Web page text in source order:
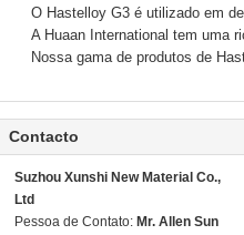
O Hastelloy G3 é utilizado em
A Huaan International tem uma
Nossa gama de produtos de
Contacto
Suzhou Xunshi New Material Co.,
Ltd
Pessoa de Contato: Mr. Allen Sun